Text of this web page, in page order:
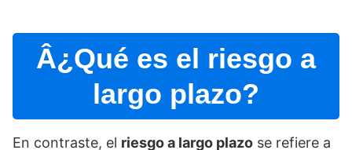
Â¿Qué es el riesgo a
largo plazo?
En contraste, el riesgo a largo plazo se refiere a